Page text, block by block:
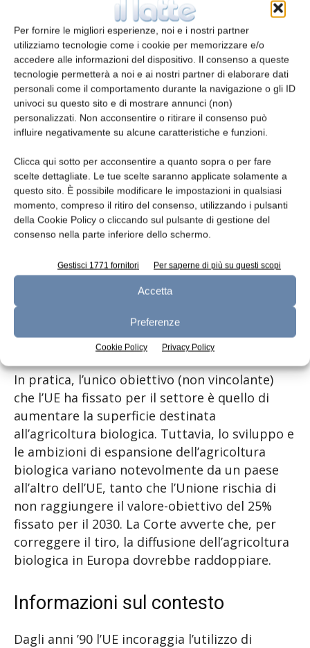
Per fornire le migliori esperienze, noi e i nostri partner
utilizziamo tecnologie come i cookie per memorizzare e/o
accedere alle informazioni del dispositivo. Il consenso a queste
tecnologie permetterà a noi e ai nostri partner di elaborare dati
personali come il comportamento durante la navigazione o gli ID
univoci su questo sito e di mostrare annunci (non)
personalizzati. Non acconsentire o ritirare il consenso può
influire negativamente su alcune caratteristiche e funzioni.
Clicca qui sotto per acconsentire a quanto sopra o per fare
scelte dettagliate. Le tue scelte saranno applicate solamente a
questo sito. È possibile modificare le impostazioni in qualsiasi
momento, compreso il ritiro del consenso, utilizzando i pulsanti
della Cookie Policy o cliccando sul pulsante di gestione del
consenso nella parte inferiore dello schermo.
Gestisci 1771 fornitori Per saperne di più su questi scopi
Accetta
Preferenze
Cookie Policy Privacy Policy
biologici non erano tenuti ad assicurare una
produzione biologica: è anche per questo che
tale produzione continua a costituire un
mercato molto piccolo, che rappresenta non
più del 4% dell’intero mercato degli alimenti
dell’UE.
la strategia dell’UE in questo ambito. Sebbene
l’attuale piano d’azione per il settore
rappresenti un miglioramento rispetto al
precedente, mancano elementi chiave: non
sono ancora previsti obiettivi adeguati e
per misurare i progressi compiuti. Inoltre, la
Corte evidenzia la mancanza di una visione
strategica al di là del 2030, che apporti la
stabilità e la prospettiva a lungo termine
necessarie per il successo del settore.
In pratica, l’unico obiettivo (non vincolante)
che l’UE ha fissato per il settore è quello di
aumentare la superficie destinata
all’agricoltura biologica. Tuttavia, lo sviluppo e
le ambizioni di espansione dell’agricoltura
biologica variano notevolmente da un paese
all’altro dell’UE, tanto che l’Unione rischia di
non raggiungere il valore-obiettivo del 25%
fissato per il 2030. La Corte avverte che, per
correggere il tiro, la diffusione dell’agricoltura
biologica in Europa dovrebbe raddoppiare.
Informazioni sul contesto
Dagli anni ’90 l’UE incoraggia l’utilizzo di